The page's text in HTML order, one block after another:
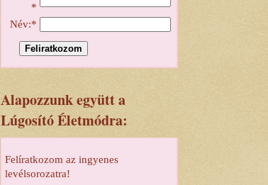
*
Név:*
Alapozzunk együtt a
Lúgosító Életmódra:
Felíratkozom az ingyenes
levélsorozatra!